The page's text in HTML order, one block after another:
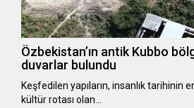
Özbekistan’ın antik Kubbo
duvarlar bulundu
Keşfedilen yapıların, insanlık tarihinin
kültür rotası olan…